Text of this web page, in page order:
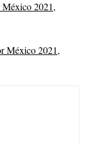
México 2021,
México 2021,